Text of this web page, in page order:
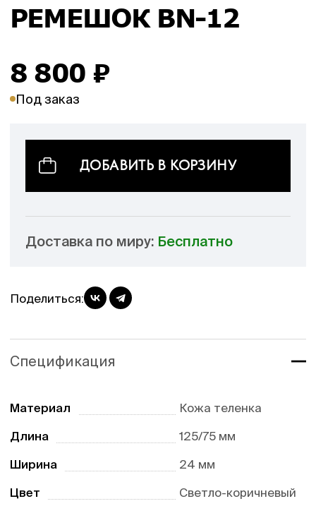
РЕМЕШОК BN-12
8 800 ₽
Под заказ
ДОБАВИТЬ В КОРЗИНУ
Доставка по миру: Бесплатно
Поделиться:
Спецификация
Материал Кожа теленка
Длина 125/75 мм
Ширина 24 мм
Цвет Светло-коричневый